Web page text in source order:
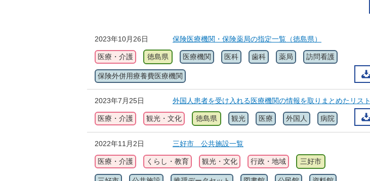
2023年10月26日 保険医療機関・保険薬局の指定一覧（徳島県）
医療・介護 徳島県 医療機関 医科 歯科 薬局 訪問看護
保険外併用療養費医療機関
2023年7月25日
外国人患者を受け入れる医療機関の情報を取りまとめたリスト
医療・介護 観光・文化 徳島県 観光 医療 外国人 病院
2022年11月2日 三好市 公共施設一覧
医療・介護 くらし・教育 観光・文化 行政・地域 三好市